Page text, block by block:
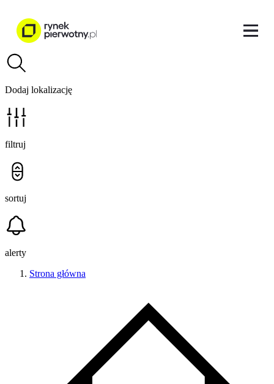
Dodaj lokalizację
filtruj
sortuj
alerty
Strona główna